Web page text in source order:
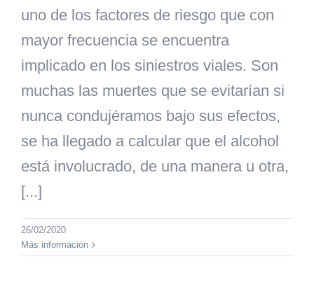
uno de los factores de riesgo que con
mayor frecuencia se encuentra
implicado en los siniestros viales. Son
muchas las muertes que se evitarían si
nunca condujéramos bajo sus efectos,
se ha llegado a calcular que el alcohol
está involucrado, de una manera u otra,
[...]
26/02/2020
Más información